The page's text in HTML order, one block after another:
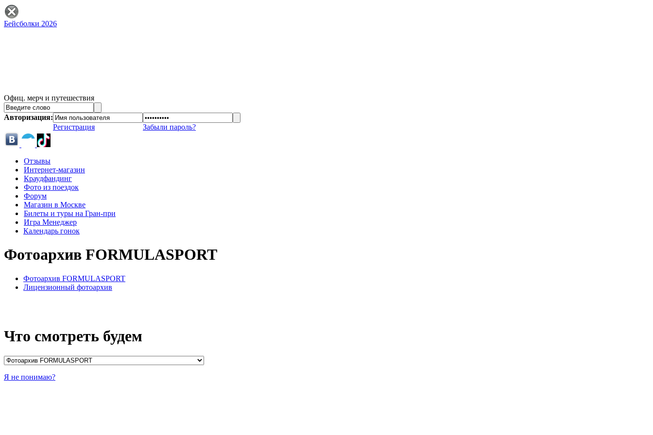
Бейсболки 2026
Офиц. мерч и путешествия
Авторизация:
Регистрация
Забыли пароль?
Отзывы
Интернет-магазин
Краудфандинг
Фото из поездок
Форум
Магазин в Москве
Билеты и туры на Гран-при
Игра Менеджер
Календарь гонок
Фотоархив FORMULASPORT
Фотоархив FORMULASPORT
Лицензионный фотоархив
Что смотреть будем
Я не понимаю?